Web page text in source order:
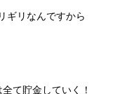
ギリなんですから
て貯金していく！